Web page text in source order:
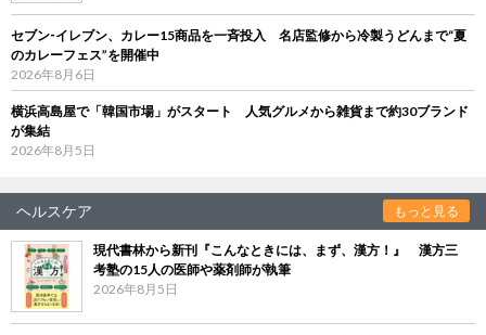
セブン‐イレブン、カレー15商品を一斉投入 名店監修から冷製うどんまで“夏
のカレーフェス”を開催中
2026年8月6日
横浜高島屋で「韓国市場」がスタート 人気グルメから雑貨まで約30ブランド
が集結
2026年8月5日
ヘルスケア もっと見る
現代書林から新刊『こんなときには、まず、漢方！』 漢方三
考塾の15人の医師や薬剤師が執筆
2026年8月5日